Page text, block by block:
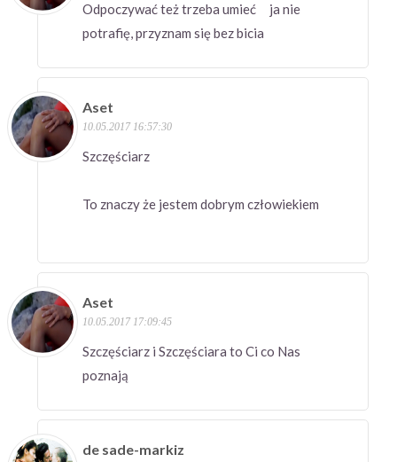
Odpoczywać też trzeba umieć ja nie
potrafię, przyznam się bez bicia
Aset
10.05.2017 16:57:30
Szczęściarz
To znaczy że jestem dobrym człowiekiem
Aset
10.05.2017 17:09:45
Szczęściarz i Szczęściara to Ci co Nas
poznają
de sade-markiz